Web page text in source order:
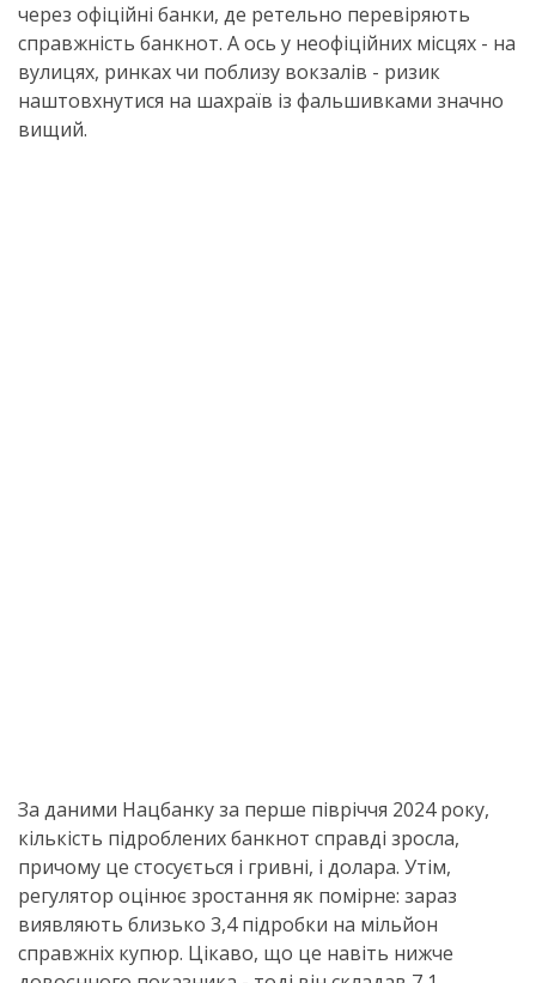
через офіційні банки, де ретельно перевіряють
справжність банкнот. А ось у неофіційних місцях - на
вулицях, ринках чи поблизу вокзалів - ризик
наштовхнутися на шахраїв із фальшивками значно
вищий.
За даними Нацбанку за перше півріччя 2024 року,
кількість підроблених банкнот справді зросла,
причому це стосується і гривні, і долара. Утім,
регулятор оцінює зростання як помірне: зараз
виявляють близько 3,4 підробки на мільйон
справжніх купюр. Цікаво, що це навіть нижче